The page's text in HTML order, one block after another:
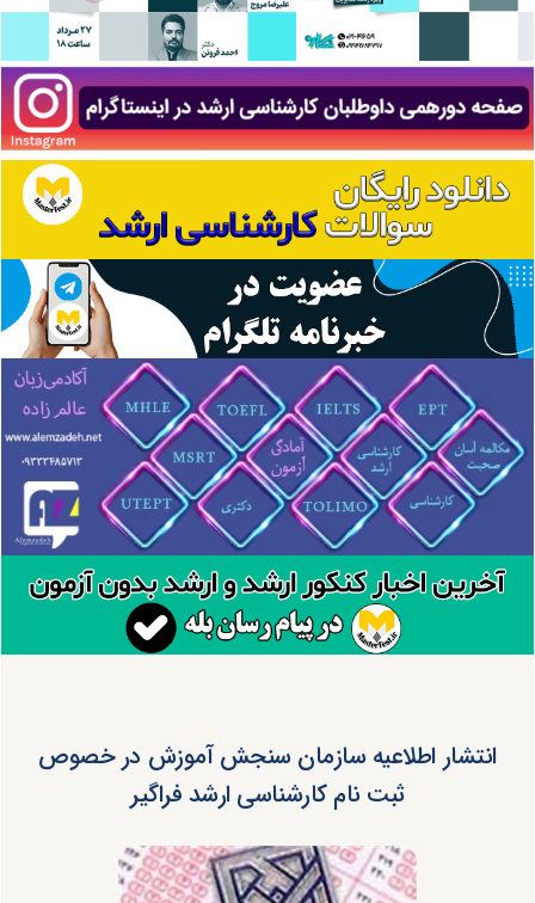
انتشار اطلاعیه سازمان سنجش آموزش در خصوص
ثبت نام کارشناسی ارشد فراگیر